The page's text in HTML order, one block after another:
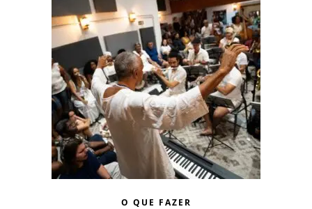
O QUE FAZER